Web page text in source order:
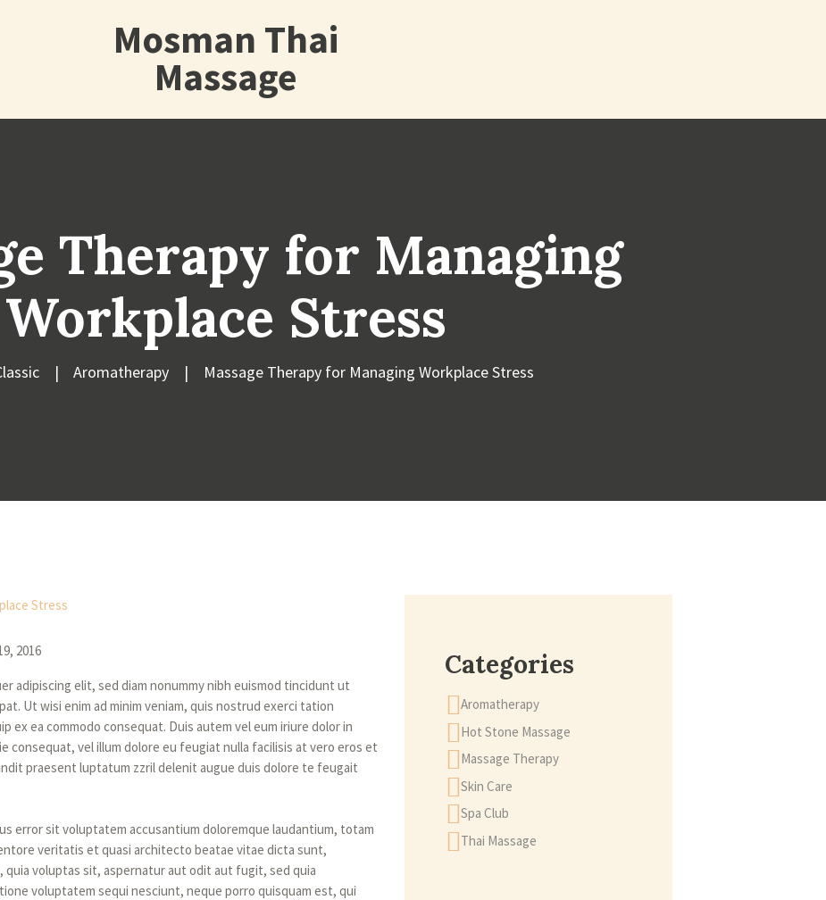
Mosman Thai
Massage
Therapy for Managing
Workplace Stress
Aromatherapy Massage Therapy for Managing Workplace Stress
2016
adipiscing elit, sed diam nonummy nibh euismod tincidunt ut
Ut wisi enim ad minim veniam, quis nostrud exerci tation
ex ea commodo consequat. Duis autem vel eum iriure dolor in
consequat, vel illum dolore eu feugiat nulla facilisis at vero eros et
praesent luptatum zzril delenit augue duis dolore te feugait
error sit voluptatem accusantium doloremque laudantium, totam
veritatis et quasi architecto beatae vitae dicta sunt,
quia voluptas sit, aspernatur aut odit aut fugit, sed quia
voluptatem sequi nesciunt, neque porro quisquam est, qui
Categories
Aromatherapy
Hot Stone Massage
Massage Therapy
Skin Care
Spa Club
Thai Massage